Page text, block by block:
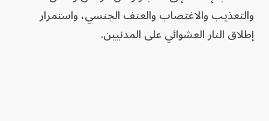
والتعذيب والاغتصاب والعنف الجنسي، واستمرار
إطلاق النار العشوائي على المدنيين.